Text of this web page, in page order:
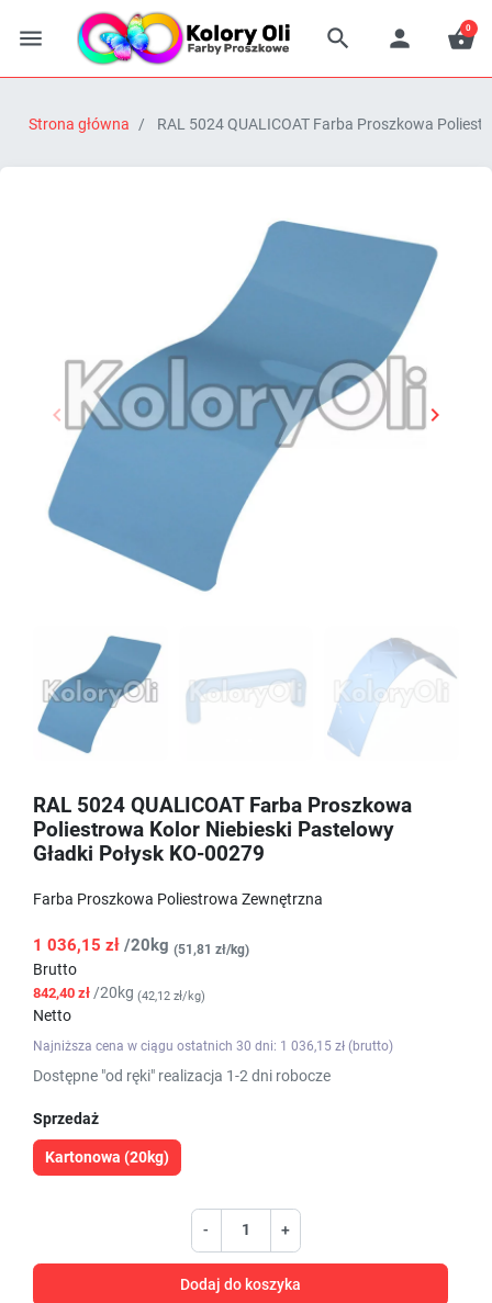
   
0
Strona główna RAL 5024 QUALICOAT Farba Proszkowa
Poprzedni
 
RAL 5024 QUALICOAT Farba Proszkowa
Poliestrowa Kolor Niebieski Pastelowy
Gładki Połysk KO-00279
Farba Proszkowa Poliestrowa Zewnętrzna
1 036,15 zł /20kg (51,81 zł/kg)
Brutto
842,40 zł /20kg (42,12 zł/kg)
Netto
Najniższa cena w ciągu ostatnich 30 dni: 1 036,15 zł (brutto)
Dostępne "od ręki" realizacja 1-2 dni robocze
Sprzedaż
Kartonowa (20kg)
- +
Dodaj do koszyka